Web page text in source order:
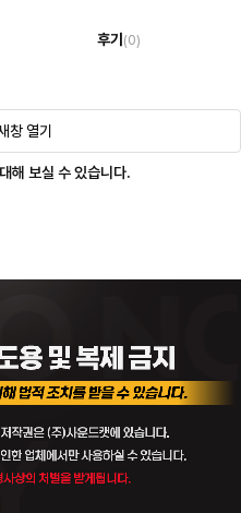
후기 (0)
창 열기
해 보실 수 있습니다.